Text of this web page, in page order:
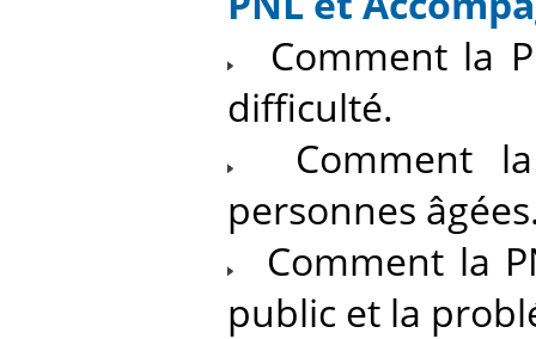
Comment la
difficulté.
Comment la
personnes
Comment la
public et la